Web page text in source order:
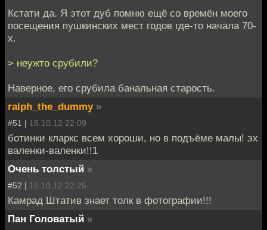
Кстати да. Я этот дуб помню ещё со времён моего
посещения пушкинских мест годов где-то начала 70-
х.
> неужто срубили?
Наверное, его срубила банальная старость.
ralph_the_dummy »
#51 | 15.10.12 22:09
ботинки кларкс всем хороши, но в подъёме малы! эх
валенки-валенки!!1
Очень толстый »
#52 | 15.10.12 22:25
Камрад Штатив знает толк в фотографии!!!
Пан Головатый »